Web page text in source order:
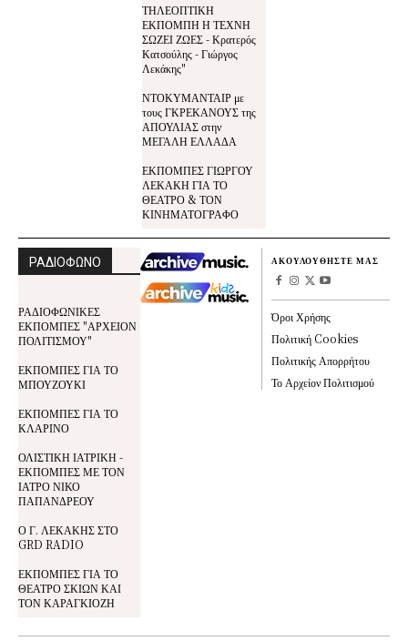
ΤΗΛΕΟΠΤΙΚΗ
ΕΚΠΟΜΠΗ Η ΤΕΧΝΗ
ΣΩΖΕΙ ΖΩΕΣ - Κρατερός
Κατσούλης - Γιώργος
Λεκάκης"
ΝΤΟΚΥΜΑΝΤΑΙΡ με
τους ΓΚΡΕΚΑΝΟΥΣ της
ΑΠΟΥΛΙΑΣ στην
ΜΕΓΑΛΗ ΕΛΛΑΔΑ
ΕΚΠΟΜΠΕΣ ΓΙΩΡΓΟΥ
ΛΕΚΑΚΗ ΓΙΑ ΤΟ
ΘΕΑΤΡΟ & ΤΟΝ
ΚΙΝΗΜΑΤΟΓΡΑΦΟ
ΡΑΔΙΟΦΩΝΟ
ΡΑΔΙΟΦΩΝΙΚΕΣ
ΕΚΠΟΜΠΕΣ "ΑΡΧΕΙΟΝ
ΠΟΛΙΤΙΣΜΟΥ"
ΕΚΠΟΜΠΕΣ ΓΙΑ ΤΟ
ΜΠΟΥΖΟΥΚΙ
ΕΚΠΟΜΠΕΣ ΓΙΑ ΤΟ
ΚΛΑΡΙΝΟ
ΟΛΙΣΤΙΚΗ ΙΑΤΡΙΚΗ -
ΕΚΠΟΜΠΕΣ ΜΕ ΤΟΝ
ΙΑΤΡΟ ΝΙΚΟ
ΠΑΠΑΝΔΡΕΟΥ
Ο Γ. ΛΕΚΑΚΗΣ ΣΤΟ
GRD RADIO
ΕΚΠΟΜΠΕΣ ΓΙΑ ΤΟ
ΘΕΑΤΡΟ ΣΚΙΩΝ ΚΑΙ
ΤΟΝ ΚΑΡΑΓΚΙΟΖΗ
ΑΚΟΥΛΟΥΘΗΣΤΕ ΜΑΣ
Όροι Χρήσης
Πολιτική Cookies
Πολιτικής Απορρήτου
Το Αρχείον Πολιτισμού